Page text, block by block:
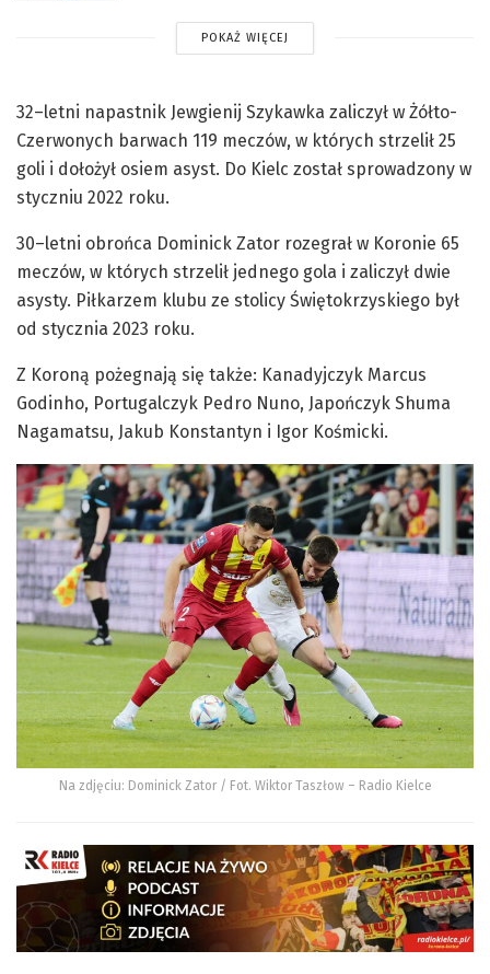
POKAŻ WIĘCEJ
32–letni napastnik Jewgienij Szykawka zaliczył w Żółto-
Czerwonych barwach 119 meczów, w których strzelił 25
goli i dołożył osiem asyst. Do Kielc został sprowadzony w
styczniu 2022 roku.
30–letni obrońca Dominick Zator rozegrał w Koronie 65
meczów, w których strzelił jednego gola i zaliczył dwie
asysty. Piłkarzem klubu ze stolicy Świętokrzyskiego był
od stycznia 2023 roku.
Z Koroną pożegnają się także: Kanadyjczyk Marcus
Godinho, Portugalczyk Pedro Nuno, Japończyk Shuma
Nagamatsu, Jakub Konstantyn i Igor Kośmicki.
Na zdjęciu: Dominick Zator / Fot. Wiktor Taszłow – Radio Kielce